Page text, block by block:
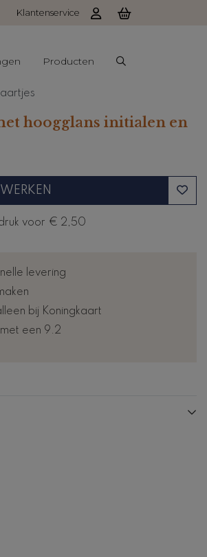
Klantenservice
Producten
hoogglans initialen en
voor € 2,50
levering
bij Koningkaart
een 9.2